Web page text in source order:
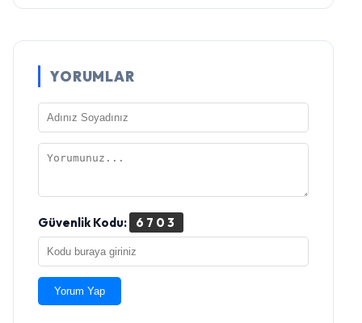
YORUMLAR
Güvenlik Kodu: 6703
Yorum Yap